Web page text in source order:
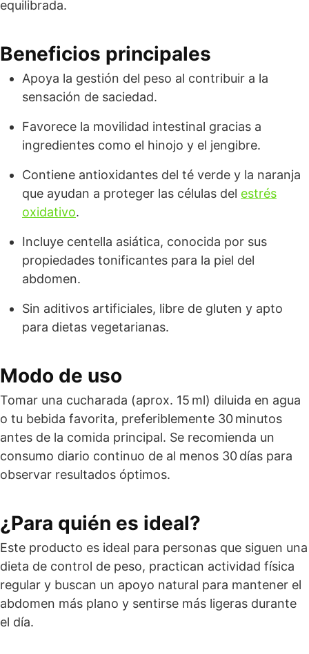
equilibrada.
Beneficios principales
Apoya la gestión del peso al contribuir a la
sensación de saciedad.
Favorece la movilidad intestinal gracias a
ingredientes como el hinojo y el jengibre.
Contiene antioxidantes del té verde y la naranja
que ayudan a proteger las células del estrés
oxidativo.
Incluye centella asiática, conocida por sus
propiedades tonificantes para la piel del
abdomen.
Sin aditivos artificiales, libre de gluten y apto
para dietas vegetarianas.
Modo de uso
Tomar una cucharada (aprox. 15 ml) diluida en agua
o tu bebida favorita, preferiblemente 30 minutos
antes de la comida principal. Se recomienda un
consumo diario continuo de al menos 30 días para
observar resultados óptimos.
¿Para quién es ideal?
Este producto es ideal para personas que siguen una
dieta de control de peso, practican actividad física
regular y buscan un apoyo natural para mantener el
abdomen más plano y sentirse más ligeras durante
el día.